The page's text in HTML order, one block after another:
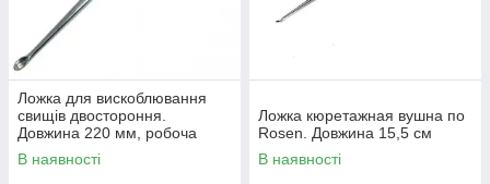
Ложка для вискоблювання
свищів двостороння.
Довжина 220 мм, робоча
частина 10х5,5 і 8х4,5 мм
В наявності
Ложка кюретажная вушна по
Rosen. Довжина 15,5 см
В наявності